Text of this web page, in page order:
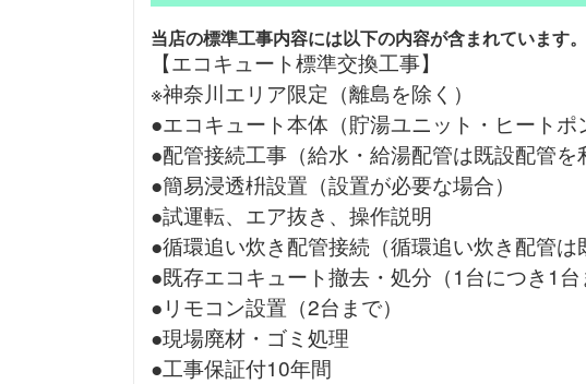
当店の標準工事内容には以下の内容が含まれています。
【エコキュート標準交換工事】
※神奈川エリア限定（離島を除く）
●エコキュート本体（貯湯ユニット・ヒートポ
●配管接続工事（給水・給湯配管は既設配管を
●簡易浸透枡設置（設置が必要な場合）
●試運転、エア抜き、操作説明
●循環追い炊き配管接続（循環追い炊き配管は
●既存エコキュート撤去・処分（1台につき1台
●リモコン設置（2台まで）
●現場廃材・ゴミ処理
●工事保証付10年間